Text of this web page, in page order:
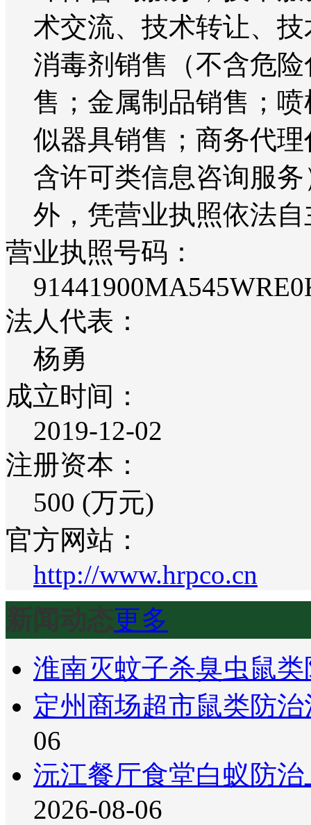
术交流、技术转让、
消毒剂销售（不含危
售；金属制品销售；
似器具销售；商务代
含许可类信息咨询服
外，凭营业执照依法
营业执照号码：
法人代表：
杨勇
成立时间：
2019-12-02
注册资本：
500 (万元)
官方网站：
http://www.hrpco.cn
新闻动态更多
淮南灭蚊子杀臭虫鼠
定州商场超市鼠类防
06
沅江餐厅食堂白蚁防
2026-08-06